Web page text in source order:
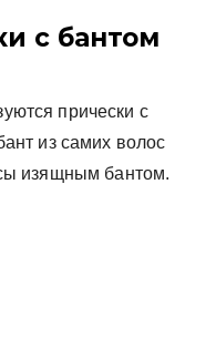
с бантом
прически с
из самих волос
изящным бантом.